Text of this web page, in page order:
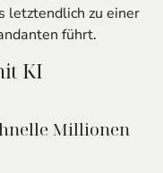
letztendlich zu einer
führt.
KI
Millionen